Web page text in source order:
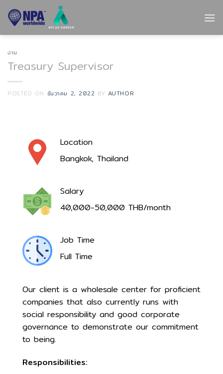
Skip
งาน
Treasury Supervisor
POSTED ON ธันวาคม 2, 2022 BY AUTHOR
Location
Bangkok, Thailand
Salary
40,000-50,000 THB/month
Job Time
Full Time
Our client is a wholesale center for proficient
companies that also currently runs with
social responsibility and good corporate
governance to demonstrate our commitment
to being.
Responsibilities: